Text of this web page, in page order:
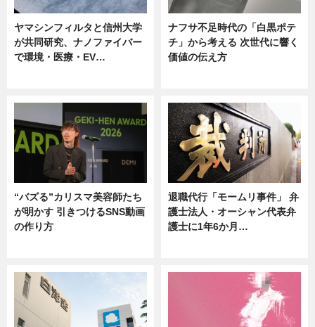
ヤマシンフィルタと信州大学
が共同研究、ナノファイバー
で環境・医療・EV…
ナフサ不足時代の「白黒ポテ
チ」から考える 次世代に響く
価値の伝え方
“バズる”カリスマ美容師たち
が明かす 引きつけるSNS動画
の作り方
退職代行「モームリ事件」 弁
護士法人・オーシャン代表弁
護士に1年6か月…